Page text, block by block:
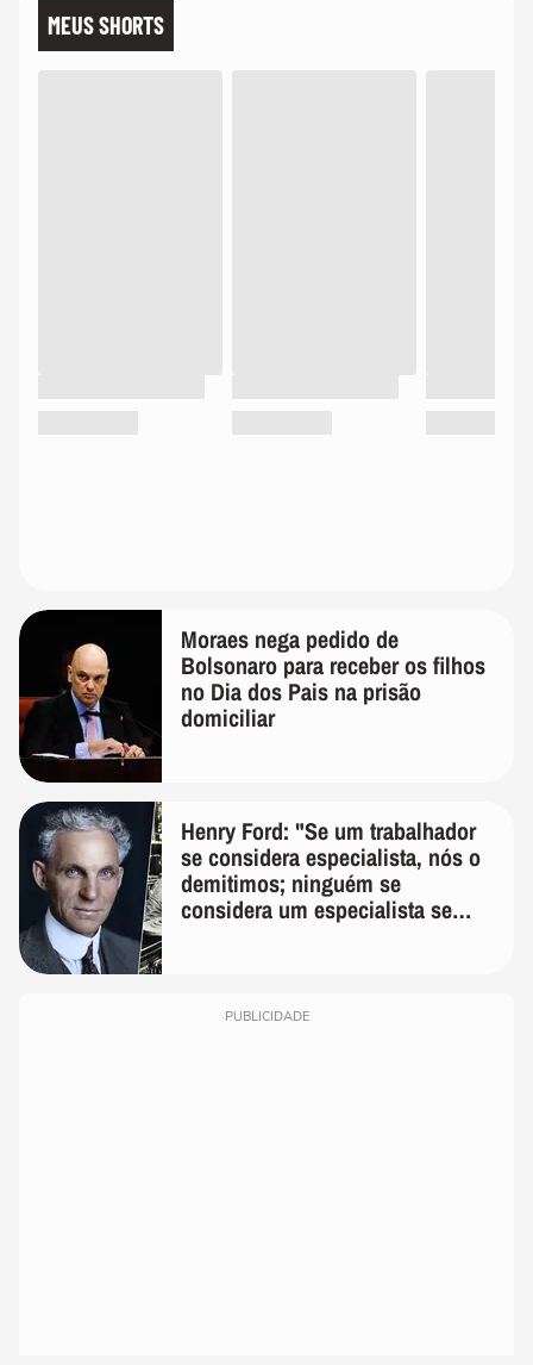
MEUS SHORTS
Moraes nega pedido de
Bolsonaro para receber os filhos
no Dia dos Pais na prisão
domiciliar
Henry Ford: "Se um trabalhador
se considera especialista, nós o
demitimos; ninguém se
considera um especialista se
PUBLICIDADE